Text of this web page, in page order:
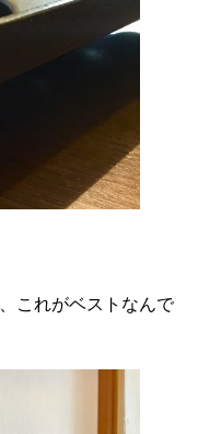
これがベストなんで